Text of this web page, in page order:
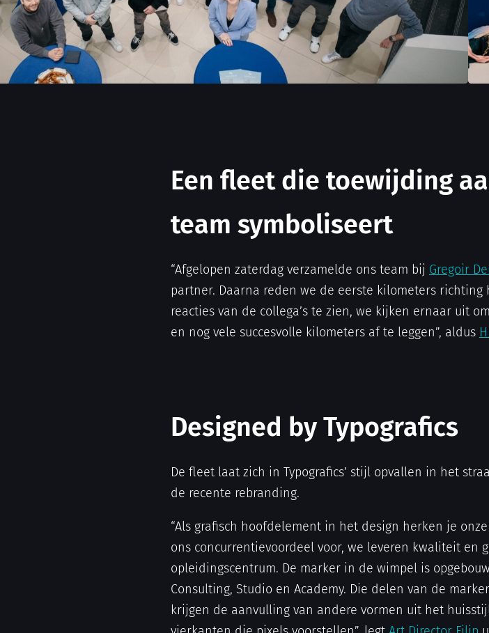
Een fleet die toewijding
team symboliseert
“Afgelopen zaterdag verzamelde ons team bij Gregoir
partner. Daarna reden we de eerste kilometers
reacties van de collega’s te zien, we kijken ernaar uit
en nog vele succesvolle kilometers af te leggen”, aldus
Designed by Typografics
De fleet laat zich in Typografics’ stijl opvallen in het
de recente rebranding.
“Als grafisch hoofdelement in het design herken je
ons concurrentievoordeel voor, we leveren kwaliteit en
opleidingscentrum. De marker in de wimpel is
Consulting, Studio en Academy. Die delen van de
krijgen de aanvulling van andere vormen uit het